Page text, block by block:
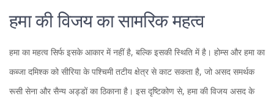
हमा की विजय का सामरिक महत्व
हमा का महत्व सिर्फ इसके आकार में नहीं है, बल्कि इसकी स्थिति में है। होम्स और हमा का
कब्जा दमिश्क को सीरिया के पश्चिमी तटीय क्षेत्र से काट सकता है, जो असद समर्थक
रूसी सेना और सैन्य अड्डों का ठिकाना है। इस दृष्टिकोण से, हमा की विजय असद के